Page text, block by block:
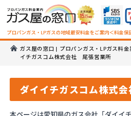
プロパンガス・LPガスの地域最安料金をご案内＜料金保
ガス屋の窓口 | プロパンガス・LPガス料金
イチガスコム株式会社 尾張営業所
ダイイチガスコム株式
本ページは愛知県のガス会社「ダイ